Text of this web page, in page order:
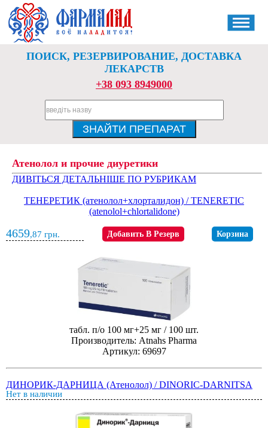
ПОИСК, РЕЗЕРВИРОВАНИЕ, ДОСТАВКА
ЛЕКАРСТВ
+38 093 8949000
Атенолол и прочие диуретики
ДИВІТЬСЯ ДЕТАЛЬНІШЕ ПО РУБРИКАМ
ТЕНЕРЕТИК (атенолол+хлорталидон) / TENERETIC
(atenolol+chlortalidone)
4659,87 грн. Добавить В Резерв Корзина
табл. п/о 100 мг+25 мг / 100 шт.
Производитель: Atnahs Pharma
Артикул: 69697
ДИНОРИК-ДАРНИЦА (Атенолол) / DINORIC-DARNITSA
Нет в наличии